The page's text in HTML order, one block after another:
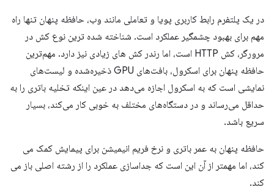
در یک پلتفرم رابط کاربری پویا و تعاملی مانند وب، حافظه پنهان تنها راه
مهم برای بهبود چشمگیر عملکرد است. شناخته شده ترین نوع کش در
مرورگر، کش HTTP است، اما رندر کش های زیادی نیز دارد. مهم‌ترین
حافظه پنهان برای اسکرول، بافت‌های GPU ذخیره‌شده و لیست‌های
نمایشی است که به اسکرول اجازه می‌دهد در عین اینکه تخلیه باتری را به
حداقل می‌رساند و در دستگاه‌های مختلف به خوبی کار می‌کند، بسیار
سریع باشد.
حافظه پنهان به عمر باتری و نرخ فریم انیمیشن برای پیمایش کمک می
کند، اما مهمتر از آن این است که جداسازی عملکرد را از رشته اصلی باز می
کند.